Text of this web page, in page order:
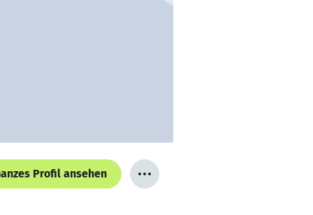
Profil ansehen